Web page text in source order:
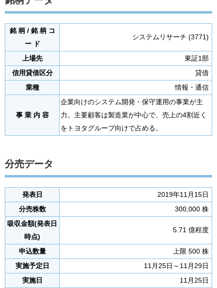
銘 柄 / 銘 柄 コ
ー ド
システムリサーチ (3771)
上場先
東証1部
信用貸借区分
貸借
業種
情報・通信
事 業 内 容
企業向けのシステム開発・保守運用の事業が主
力。主要顧客は製造業が中心で、売上の4割近く
をトヨタグループ向けで占める。
分売データ
発表日
2019年11月15日
分売株数
300,000 株
吸収金額(発表日
時点)
5.71 億程度
申込数量
上限 500 株
実施予定日
11月25日～11月29日
実施日
11月25日